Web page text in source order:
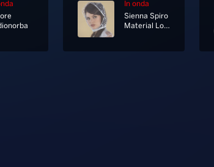
In onda
Sienna Spiro
Material Lover